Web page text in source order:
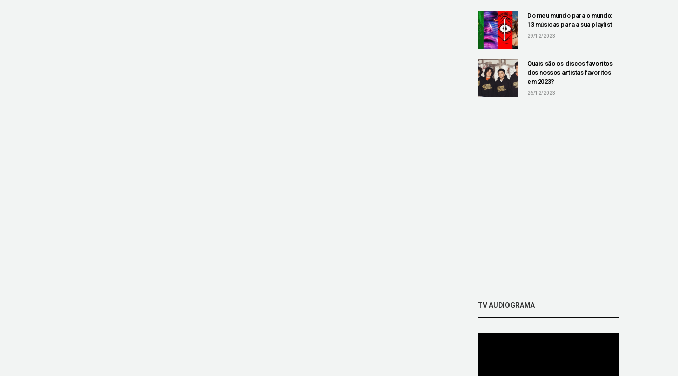
Do meu mundo para o mundo:
13 músicas para a sua playlist
29/12/2023
Quais são os discos favoritos
dos nossos artistas favoritos
em 2023?
26/12/2023
TV AUDIOGRAMA